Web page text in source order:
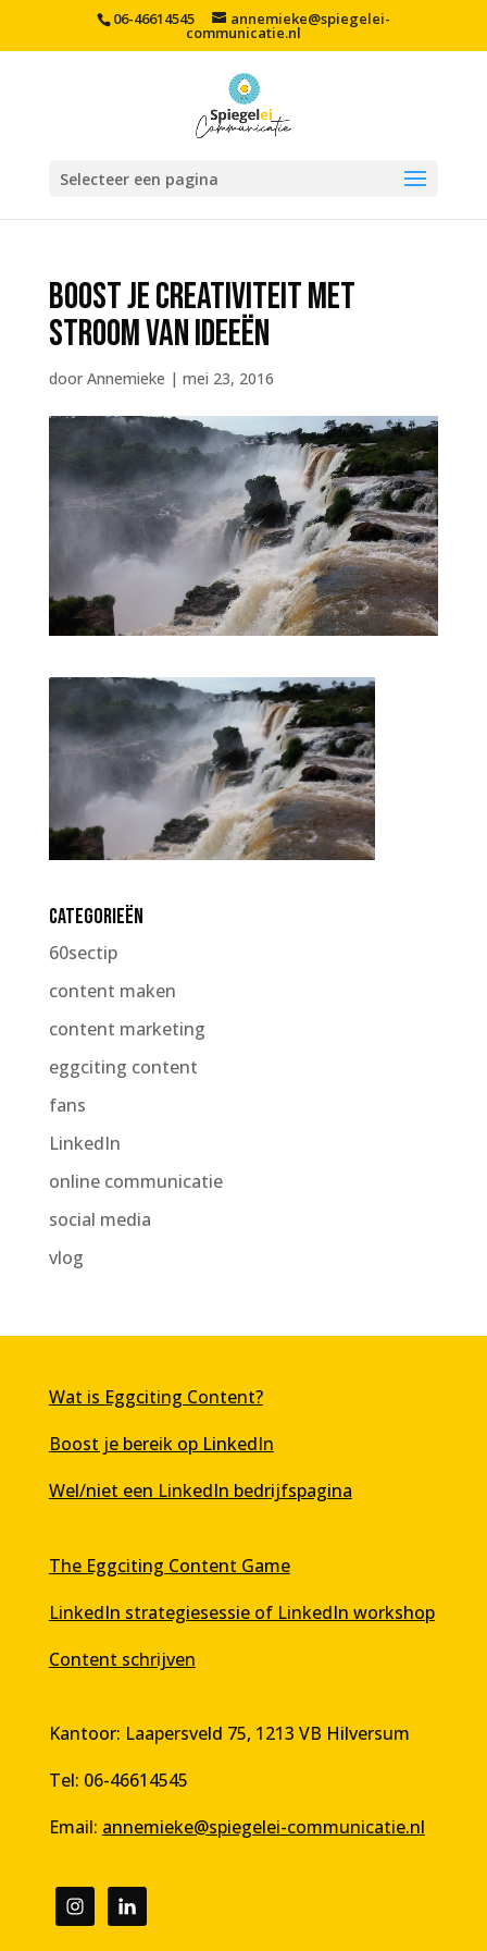
06-46614545 annemieke@spiegelei-
communicatie.nl
Selecteer een pagina
boost je creativiteit met
stroom van ideeën
door Annemieke | mei 23, 2016
Categorieën
60sectip
content maken
content marketing
eggciting content
fans
LinkedIn
online communicatie
social media
vlog
Wat is Eggciting Content?
Boost je bereik op LinkedIn
Wel/niet een LinkedIn bedrijfspagina
The Eggciting Content Game
LinkedIn strategiesessie of LinkedIn workshop
Content schrijven
Kantoor: Laapersveld 75, 1213 VB Hilversum
Tel: 06-46614545
Email: annemieke@spiegelei-communicatie.nl